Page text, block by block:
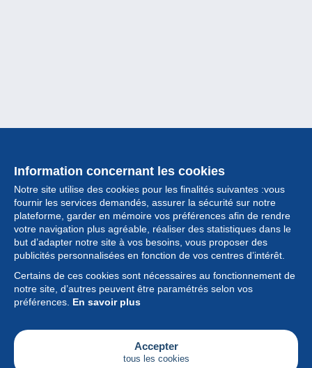
Information concernant les cookies
Notre site utilise des cookies pour les finalités suivantes :vous
fournir les services demandés, assurer la sécurité sur notre
plateforme, garder en mémoire vos préférences afin de rendre
votre navigation plus agréable, réaliser des statistiques dans le
but d’adapter notre site à vos besoins, vous proposer des
publicités personnalisées en fonction de vos centres d’intérêt.
Certains de ces cookies sont nécessaires au fonctionnement de
notre site, d’autres peuvent être paramétrés selon vos
préférences. En savoir plus
Accepter
tous les cookies
Collection
Actualités
Fonctionnalités
Société